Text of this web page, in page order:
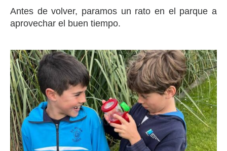
Antes de volver, paramos un rato en el parque a
aprovechar el buen tiempo.